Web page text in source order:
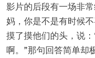
影片的后段有一场非
妈，你是不是有时候
摸了摸他们的头，说
啊。”那句回答简单却